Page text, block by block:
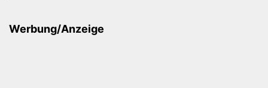
Werbung/Anzeige